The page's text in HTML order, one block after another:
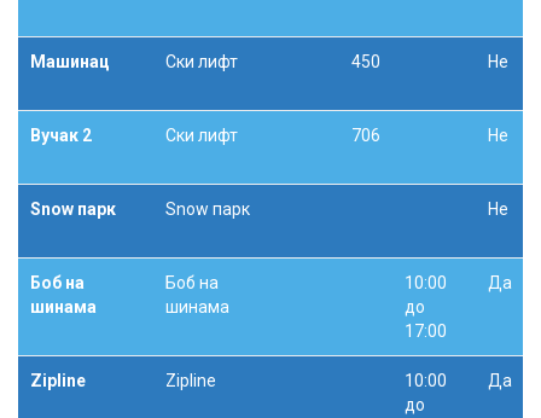
Машинац Ски лифт 450 Не
Вучак 2 Ски лифт 706 Не
Snow парк Snow парк Не
Боб на
шинама
Боб на
шинама
10:00
до
17:00
Да
Zipline Zipline
10:00
до
Да